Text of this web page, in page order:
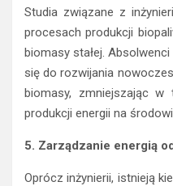
Studia związane z
procesach produkcji
biomasy stałej.
się do rozwijania
biomasy, zmniejszając w
produkcji energii na
5. Zarządzanie energią
Oprócz inżynierii, istnieją